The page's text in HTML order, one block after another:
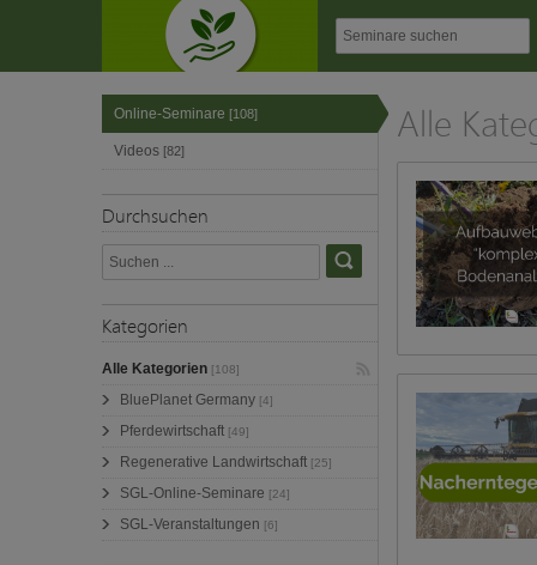
Online-Seminare [108]
Videos [82]
Durchsuchen
Kategorien
Alle Kategorien [108]
BluePlanet Germany [4]
Pferdewirtschaft [49]
Regenerative Landwirtschaft [25]
SGL-Online-Seminare [24]
SGL-Veranstaltungen [6]
Alle